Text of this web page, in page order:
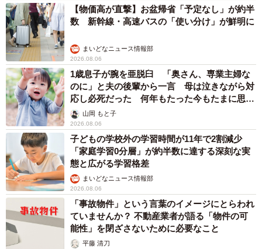
【物価高が直撃】お盆帰省「予定なし」が約半
数 新幹線・高速バスの「使い分け」が鮮明に
まいどなニュース情報部
2026.08.06
1歳息子が腕を亜脱臼 「奥さん、専業主婦な
のに」と夫の後輩から一言 母は泣きながら対
応し必死だった 何年もたった今もたまに思い
出し…山岡 もと子
2026.08.06
子どもの学校外の学習時間が11年で2割減少
「家庭学習0分層」が約半数に達する深刻な実
態と広がる学習格差
まいどなニュース情報部
2026.08.06
「事故物件」という言葉のイメージにとらわれ
ていませんか？ 不動産業者が語る「物件の可
能性」を閉ざさないために必要なこと
平藤 清刀